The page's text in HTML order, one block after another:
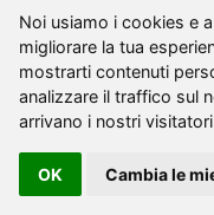
Noi usiamo i cookies e
migliorare la tua
mostrarti contenuti
analizzare il traffico sul
arrivano i nostri
OK Cambia le
ZI Re Magio con
da28,80 €